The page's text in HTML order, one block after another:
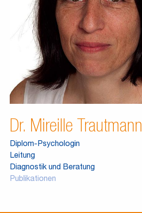
Dr. Mireille Trautmann
Diplom-Psychologin
Leitung
Diagnostik und Beratung
Publikationen